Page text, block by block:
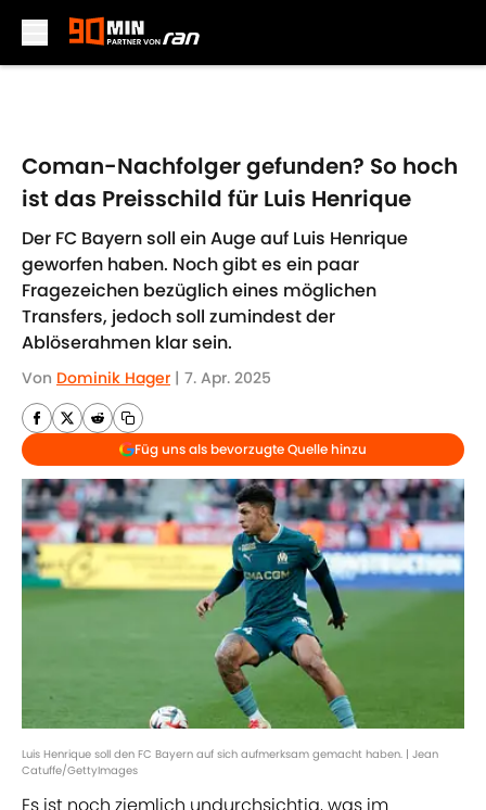
Coman-Nachfolger gefunden? So hoch
ist das Preisschild für Luis Henrique
Der FC Bayern soll ein Auge auf Luis Henrique
geworfen haben. Noch gibt es ein paar
Fragezeichen bezüglich eines möglichen
Transfers, jedoch soll zumindest der
Ablöserahmen klar sein.
Von Dominik Hager | 7. Apr. 2025
Füg uns als bevorzugte Quelle hinzu
Luis Henrique soll den FC Bayern auf sich aufmerksam gemacht haben. | Jean
Catuffe/GettyImages